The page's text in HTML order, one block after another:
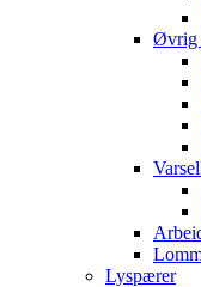
Øvrig
Lyspærer